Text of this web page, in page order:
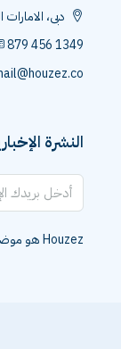
دبى،
879 456 1349
النشرة
Houzez هو موضوع WordPress متميز للمصممين ووكلاء العقارات.